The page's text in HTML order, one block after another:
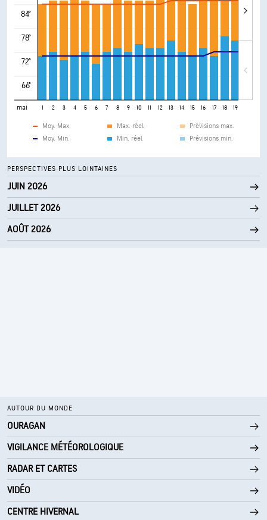
84°
78°
72°
66°
mai 1 2 3 4 5 6 7 8 9 10 11 12 13 14 15 16 17 18 19
Moy. Max.
Moy. Min.
Max. réel
Min. réel
Prévisions max.
Prévisions min.
PERSPECTIVES PLUS LOINTAINES
JUIN 2026
JUILLET 2026
AOÛT 2026
AUTOUR DU MONDE
OURAGAN
VIGILANCE MÉTÉOROLOGIQUE
RADAR ET CARTES
VIDÉO
CENTRE HIVERNAL